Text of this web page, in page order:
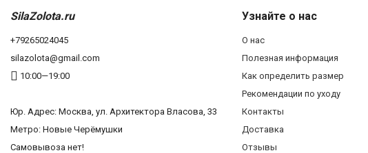
SilaZolota.ru
+79265024045
silazolota@gmail.com
10:00—19:00
Юр. Адреc: Москва, ул. Архитектора Власова, 33
Метро: Новые Черёмушки
Самовывоза нет!
Узнайте о нас
О нас
Полезная информация
Как определить размер
Рекомендации по уходу
Контакты
Доставка
Отзывы